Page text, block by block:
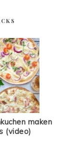
maken
(video)